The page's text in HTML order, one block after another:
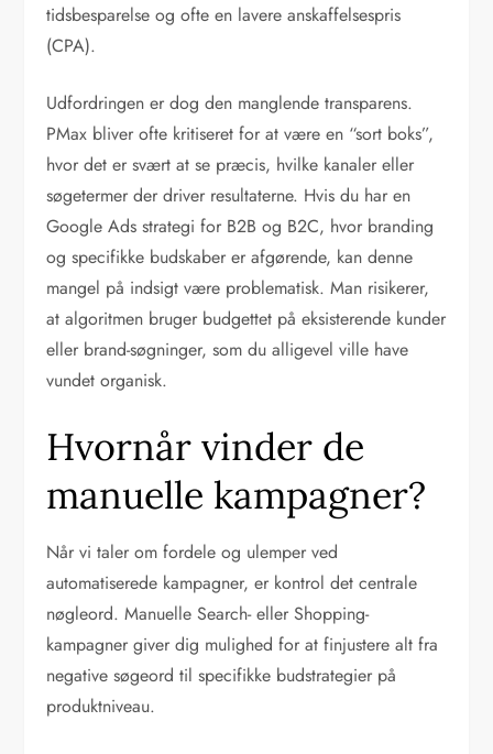
tidsbesparelse og ofte en lavere anskaffelsespris
(CPA).
Udfordringen er dog den manglende transparens.
PMax bliver ofte kritiseret for at være en “sort boks”,
hvor det er svært at se præcis, hvilke kanaler eller
søgetermer der driver resultaterne. Hvis du har en
Google Ads strategi for B2B og B2C, hvor branding
og specifikke budskaber er afgørende, kan denne
mangel på indsigt være problematisk. Man risikerer,
at algoritmen bruger budgettet på eksisterende kunder
eller brand-søgninger, som du alligevel ville have
vundet organisk.
Hvornår vinder de
manuelle kampagner?
Når vi taler om fordele og ulemper ved
automatiserede kampagner, er kontrol det centrale
nøgleord. Manuelle Search- eller Shopping-
kampagner giver dig mulighed for at finjustere alt fra
negative søgeord til specifikke budstrategier på
produktniveau.